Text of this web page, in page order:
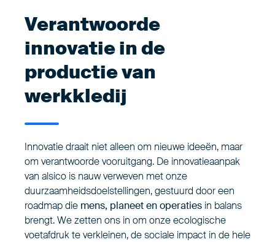
Verantwoorde
innovatie in de
productie van
werkkledij
Innovatie draait niet alleen om nieuwe ideeën, maar
om verantwoorde vooruitgang. De innovatieaanpak
van alsico is nauw verweven met onze
duurzaamheidsdoelstellingen, gestuurd door een
roadmap die mens, planeet en operaties in balans
brengt. We zetten ons in om onze ecologische
voetafdruk te verkleinen, de sociale impact in de hele